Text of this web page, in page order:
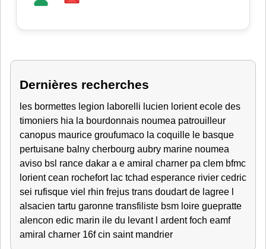
Dernières recherches
les bormettes legion laborelli lucien lorient ecole des
timoniers hia la bourdonnais noumea patrouilleur
canopus maurice groufumaco la coquille le basque
pertuisane balny cherbourg aubry marine noumea
aviso bsl rance dakar a e amiral charner pa clem bfmc
lorient cean rochefort lac tchad esperance rivier cedric
sei rufisque viel rhin frejus trans doudart de lagree
alsacien tartu garonne transfiliste bsm loire guepratte
alencon edic marin ile du levant l ardent foch eamf
amiral charner 16f cin saint mandrier